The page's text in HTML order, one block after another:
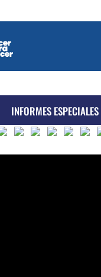
INFORMES ESPECIALES